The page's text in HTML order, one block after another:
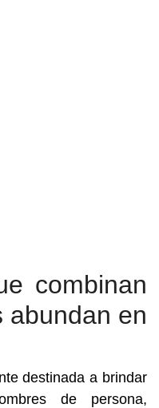
combinan
abundan en
destinada a brindar
de persona,